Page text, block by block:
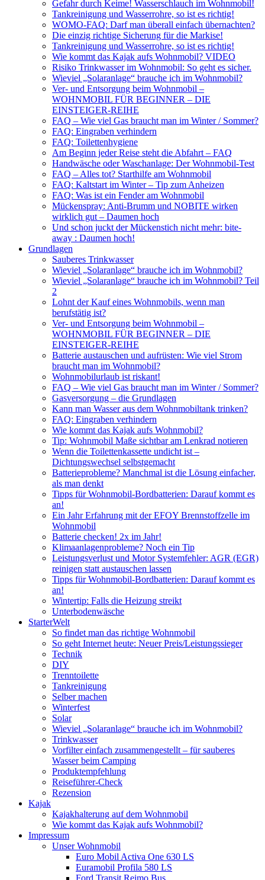
Gefahr durch Keime! Wasserschlauch im Wohnmobil!
Tankreinigung und Wasserrohre, so ist es richtig!
WOMO-FAQ: Darf man überall einfach übernachten?
Die einzig richtige Sicherung für die Markise!
Tankreinigung und Wasserrohre, so ist es richtig!
Wie kommt das Kajak aufs Wohnmobil? VIDEO
Risiko Trinkwasser im Wohnmobil: So geht es sicher.
Wieviel „Solaranlage“ brauche ich im Wohnmobil?
Ver- und Entsorgung beim Wohnmobil –
WOHNMOBIL FÜR BEGINNER – DIE
EINSTEIGER-REIHE
FAQ – Wie viel Gas braucht man im Winter / Sommer?
FAQ: Eingraben verhindern
FAQ: Toilettenhygiene
Am Beginn jeder Reise steht die Abfahrt – FAQ
Handwäsche oder Waschanlage: Der Wohnmobil-Test
FAQ – Alles tot? Starthilfe am Wohnmobil
FAQ: Kaltstart im Winter – Tip zum Anheizen
FAQ: Was ist ein Fender am Wohnmobil
Mückenspray: Anti-Brumm und NOBITE wirken
wirklich gut – Daumen hoch
Und schon juckt der Mückenstich nicht mehr: bite-
away : Daumen hoch!
Grundlagen
Sauberes Trinkwasser
Wieviel „Solaranlage“ brauche ich im Wohnmobil?
Wieviel „Solaranlage“ brauche ich im Wohnmobil? Teil
2
Lohnt der Kauf eines Wohnmobils, wenn man
berufstätig ist?
Ver- und Entsorgung beim Wohnmobil –
WOHNMOBIL FÜR BEGINNER – DIE
EINSTEIGER-REIHE
Batterie austauschen und aufrüsten: Wie viel Strom
braucht man im Wohnmobil?
Wohnmobilurlaub ist riskant!
FAQ – Wie viel Gas braucht man im Winter / Sommer?
Gasversorgung – die Grundlagen
Kann man Wasser aus dem Wohnmobiltank trinken?
FAQ: Eingraben verhindern
Wie kommt das Kajak aufs Wohnmobil?
Tip: Wohnmobil Maße sichtbar am Lenkrad notieren
Wenn die Toilettenkassette undicht ist –
Dichtungswechsel selbstgemacht
Batterieprobleme? Manchmal ist die Lösung einfacher,
als man denkt
Tipps für Wohnmobil-Bordbatterien: Darauf kommt es
an!
Ein Jahr Erfahrung mit der EFOY Brennstoffzelle im
Wohnmobil
Batterie checken! 2x im Jahr!
Klimaanlagenprobleme? Noch ein Tip
Leistungsverlust und Motor Systemfehler: AGR (EGR)
reinigen statt austauschen lassen
Tipps für Wohnmobil-Bordbatterien: Darauf kommt es
an!
Wintertip: Falls die Heizung streikt
Unterbodenwäsche
StarterWelt
So findet man das richtige Wohnmobil
So geht Internet heute: Neuer Preis/Leistungssieger
Technik
DIY
Trenntoilette
Tankreinigung
Selber machen
Winterfest
Solar
Wieviel „Solaranlage“ brauche ich im Wohnmobil?
Trinkwasser
Vorfilter einfach zusammengestellt – für sauberes
Wasser beim Camping
Produktempfehlung
Reiseführer-Check
Rezension
Kajak
Kajakhalterung auf dem Wohnmobil
Wie kommt das Kajak aufs Wohnmobil?
Impressum
Unser Wohnmobil
Euro Mobil Activa One 630 LS
Euramobil Profila 580 LS
Ford Transit Reimo Bus